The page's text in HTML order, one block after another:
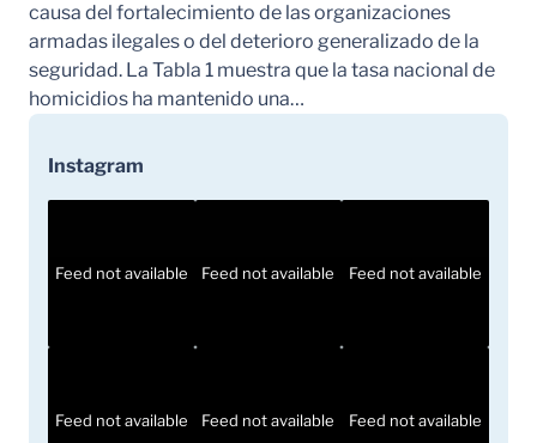
causa del fortalecimiento de las organizaciones
armadas ilegales o del deterioro generalizado de la
seguridad. La Tabla 1 muestra que la tasa nacional de
homicidios ha mantenido una…
Instagram
Feed not available Feed not available Feed not available
Feed not available Feed not available Feed not available